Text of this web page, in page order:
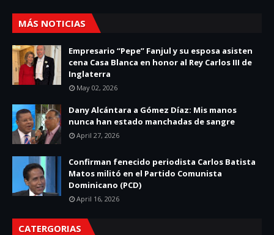
MÁS NOTICIAS
Empresario “Pepe” Fanjul y su esposa asisten
cena Casa Blanca en honor al Rey Carlos III de
Inglaterra
May 02, 2026
Dany Alcántara a Gómez Díaz: Mis manos
nunca han estado manchadas de sangre
April 27, 2026
Confirman fenecido periodista Carlos Batista
Matos militó en el Partido Comunista
Dominicano (PCD)
April 16, 2026
CATERGORIAS